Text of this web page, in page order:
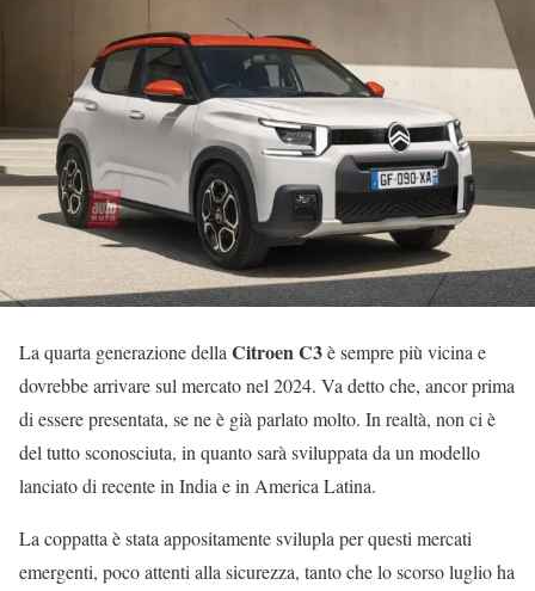
La quarta generazione dellaCitroen C3è sempre più vicina e
dovrebbe arrivare sul mercato nel 2024. Va detto che, ancor prima
di essere presentata, se ne è già parlato molto. In realtà, non ci è
del tutto sconosciuta, in quanto sarà sviluppata da un modello
lanciato di recente in India e in America Latina.
La coppatta è stata appositamente svilupla per questi mercati
emergenti, poco attenti alla sicurezza, tanto che lo scorso luglio ha